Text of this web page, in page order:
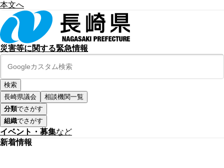
本文へ
災害等に関する緊急情報
長崎県議会
相談機関一覧
分類でさがす
組織でさがす
イベント・募集など
新着情報